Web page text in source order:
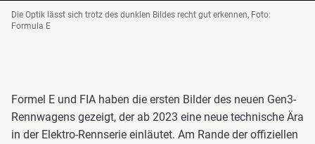
Die Optik lässt sich trotz des dunklen Bildes recht gut erkennen, Foto:
Formula E
Formel E und FIA haben die ersten Bilder des neuen Gen3-
Rennwagens gezeigt, der ab 2023 eine neue technische Ära
in der Elektro-Rennserie einläutet. Am Rande der offiziellen